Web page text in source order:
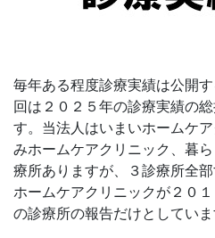
毎年ある程度診療実績は公開
回は２０２５年の診療実績の
す。当法人はいまいホームケ
みホームケアクリニック、暮
療所ありますが、３診療所全
ホームケアクリニックが２０
の診療所の報告だけとしてい